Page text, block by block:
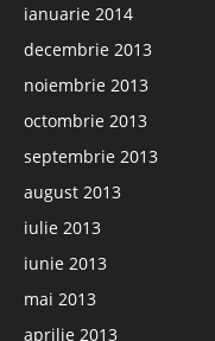
ianuarie 2014
decembrie 2013
noiembrie 2013
octombrie 2013
septembrie 2013
august 2013
iulie 2013
iunie 2013
mai 2013
aprilie 2013